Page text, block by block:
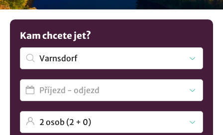
vybavením, ale také hostům nabízí možnost stravování
díky vlastní restauraci, která bývá součástí penzionu. Ať už
byste si chtěli užít chvíle odpočinku a relaxace nebo poznat
obec Varnsdorf, určitě si vyberete. Nenašli jste co hledáte?
Koukněte na všechna
Kam chcete jet?